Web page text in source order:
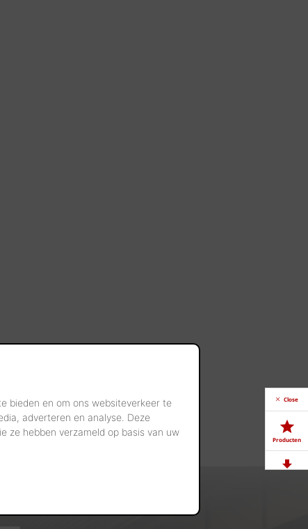
bieden en om ons websiteverkeer te
adverteren en analyse. Deze
ze hebben verzameld op basis van uw
Close
Producten